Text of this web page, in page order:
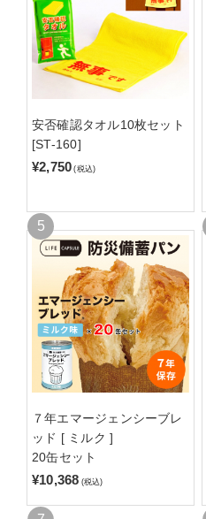
安否確認タオル10枚セット
[ST-160]
¥2,750 (税込)
７年エマージェンシーブレ
ッド [ ミルク ]
20缶セット
¥10,368 (税込)